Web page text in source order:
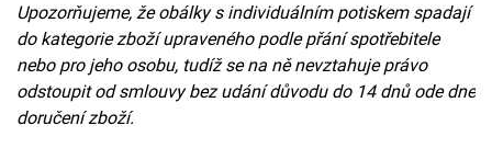
Upozorňujeme, že obálky s individuálním potiskem spadají
do kategorie zboží upraveného podle přání spotřebitele
nebo pro jeho osobu, tudíž se na ně nevztahuje právo
odstoupit od smlouvy bez udání důvodu do 14 dnů ode dne
doručení zboží.